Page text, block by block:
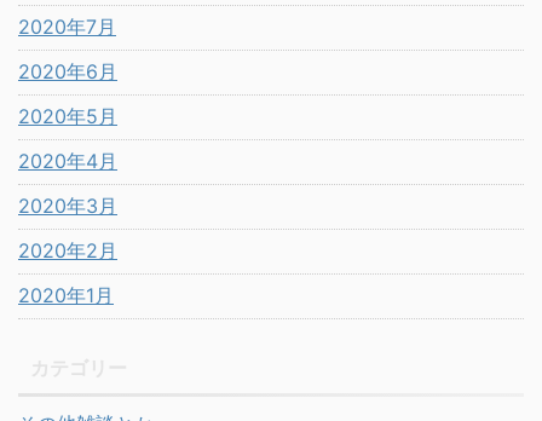
2020年7月
2020年6月
2020年5月
2020年4月
2020年3月
2020年2月
2020年1月